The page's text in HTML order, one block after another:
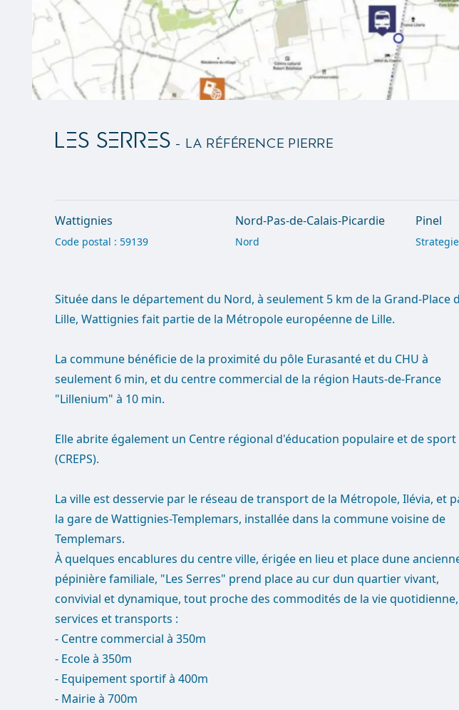
LES SERRES - La référence Pierre
Wattignies
Code postal : 59139
Nord-Pas-de-Calais-Picardie
Nord
Pinel
Située dans le département du Nord, à seulement 5 km de la Grand-Place
Lille, Wattignies fait partie de la Métropole européenne de Lille.
La commune bénéficie de la proximité du pôle Eurasanté et du CHU à
seulement 6 min, et du centre commercial de la région Hauts-de-France
"Lillenium" à 10 min.
Elle abrite également un Centre régional d'éducation populaire et de sport
(CREPS).
La ville est desservie par le réseau de transport de la Métropole, Ilévia, et
la gare de Wattignies-Templemars, installée dans la commune voisine de
Templemars.
À quelques encablures du centre ville, érigée en lieu et place dune
pépinière familiale, "Les Serres" prend place au cur dun quartier vivant,
convivial et dynamique, tout proche des commodités de la vie quotidienne,
services et transports :
- Centre commercial à 350m
- Ecole à 350m
- Equipement sportif à 400m
- Mairie à 700m